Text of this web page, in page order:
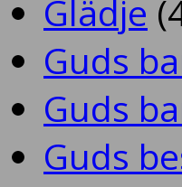
Glädje
Guds
Guds
Guds